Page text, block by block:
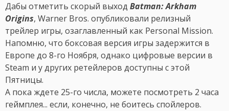
Дабы отметить скорый выход Batman: Arkham
Origins, Warner Bros. опубликовали релизный
трейлер игры, озаглавленный как Personal Mission.
Напомню, что боксовая версия игры задержится в
Европе до 8-го Ноября, однако цифровые версии в
Steam и у других ретейлеров доступны с этой
Пятницы.
А пока ждете 25-го числа, можете посмотреть 2 часа
геймплея... если, конечно, не боитесь спойлеров.